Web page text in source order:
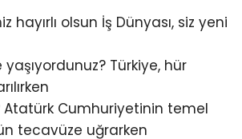
hayırlı olsun İş Dünyası, siz yeni
yaşıyordunuz? Türkiye, hür
Atatürk Cumhuriyetinin temel
tecavüze uğrarken